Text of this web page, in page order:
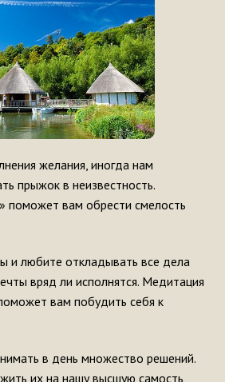
желания, иногда нам
прыжок в неизвестность.
поможет вам обрести смелость
и любите откладывать все дела
вряд ли исполнятся. Медитация
вам побудить себя к
в день множество решений.
их на нашу высшую самость